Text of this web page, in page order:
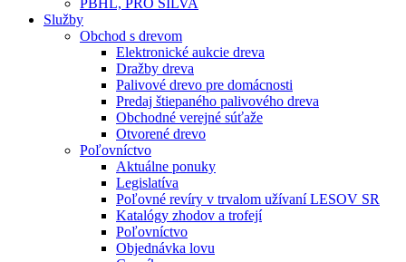
Služby
Obchod s drevom
Elektronické aukcie dreva
Dražby dreva
Palivové drevo pre domácnosti
Predaj štiepaného palivového dreva
Obchodné verejné súťaže
Otvorené drevo
Poľovníctvo
Aktuálne ponuky
Legislatíva
Poľovné revíry v trvalom užívaní LESOV SR
Katalógy zhodov a trofejí
Poľovníctvo
Objednávka lovu